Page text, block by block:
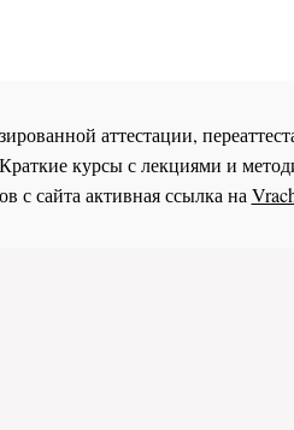
аттестации,
курсы с лекциями и
с сайта активная ссылка на